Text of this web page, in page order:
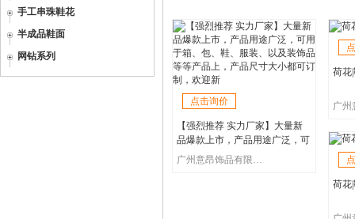
手工串珠鞋花
半成品鞋面
网钻系列
点击询价
【强烈推荐 实力厂家】大量新
品爆款上市，产品用途广泛，可
用于箱、包、鞋、服装、以及装
广州意昂饰品有限公司
荷花
荷花